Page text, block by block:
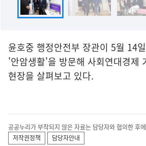
윤호중 행정안전부 장관이 5월 14
'안암생활'을 방문해 사회연대경제
현장을 살펴보고 있다.
공공누리가 부착되지 않은 자료는 담당자와 협의한 후
저작권정책
담당자안내